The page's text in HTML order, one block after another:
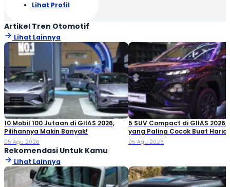
Lihat Profil
Artikel Tren Otomotif
Lihat Lainnya
10 Mobil 100 Jutaan di GIIAS 2026,
Pilihannya Makin Banyak!
05 Agu 2026
5 SUV Compact di GIIAS 2026,
yang Paling Cocok Buat
05 Agu 2026
Rekomendasi Untuk Kamu
Lihat Lainnya